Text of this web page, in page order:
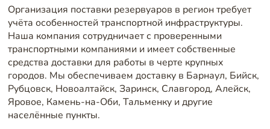
Организация поставки резервуаров в регион требует
учёта особенностей транспортной инфраструктуры.
Наша компания сотрудничает с проверенными
транспортными компаниями и имеет собственные
средства доставки для работы в черте крупных
городов. Мы обеспечиваем доставку в Барнаул, Бийск,
Рубцовск, Новоалтайск, Заринск, Славгород, Алейск,
Яровое, Камень-на-Оби, Тальменку и другие
населённые пункты.